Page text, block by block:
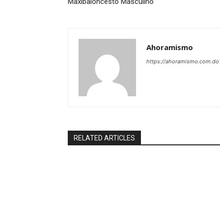
Ahoramismo
https://ahoramismo.com.do
RELATED ARTICLES